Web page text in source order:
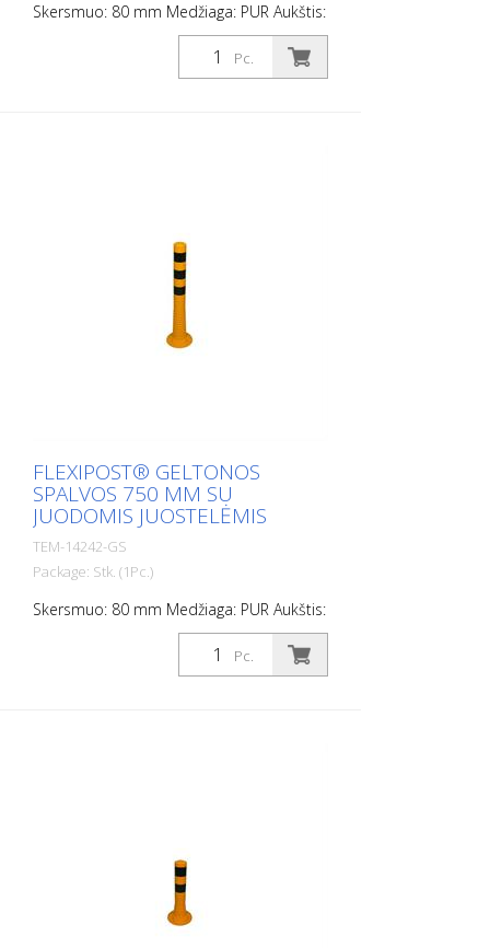
Skersmuo: 80 mm Medžiaga: PUR Aukštis:
1 000 mm Svoris: 1,48 kg Spalva: geltona
4 šviesą atspindinčios juostelės (be
tvirtinimo medžiagos) Flexipost® yra
Pc.
FLEXIPOST® GELTONOS
SPALVOS 750 MM SU
JUODOMIS JUOSTELĖMIS
TEM-14242-GS
Package: Stk. (1Pc.)
Skersmuo: 80 mm Medžiaga: PUR Aukštis:
750 mm Svoris: 1,32 kg Spalva: geltona 3
juodos juostelės (be tvirtinimo
medžiagos) Flexipost® yra savaime
Pc.